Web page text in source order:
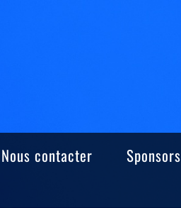
Nous contacter Sponsors